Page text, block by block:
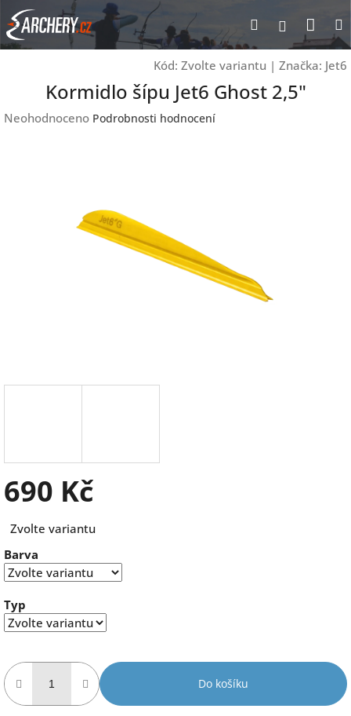
Přejít
na
obsah
Hledat
Kód: Zvolte variantu | Značka: Jet6
Kormidlo šípu Jet6 Ghost 2,5"
Průměrné
Neohodnoceno Podrobnosti hodnocení
690 Kč
cena:
Zvolte variantu
Barva
Typ
Do košíku